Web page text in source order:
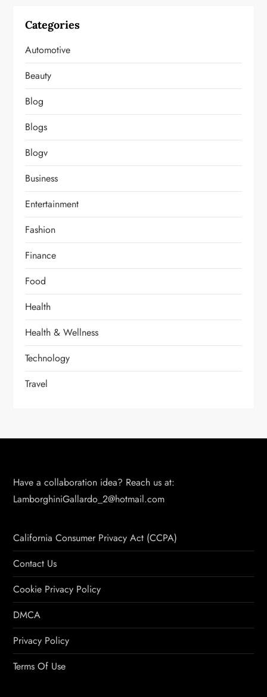
Categories
Automotive
Beauty
Blog
Blogs
Blogv
Business
Entertainment
Fashion
Finance
Food
Health
Health & Wellness
Technology
Travel
Have a collaboration idea? Reach us at:
LamborghiniGallardo_2@hotmail.com
California Consumer Privacy Act (CCPA)
Contact Us
Cookie Privacy Policy
DMCA
Privacy Policy
Terms Of Use